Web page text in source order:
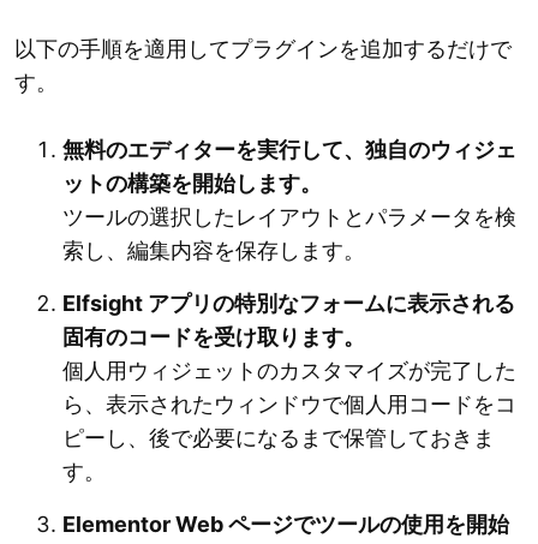
以下の手順を適用してプラグインを追加するだけで
す。
無料のエディターを実行して、独自のウィジェ
ットの構築を開始します。
ツールの選択したレイアウトとパラメータを検
索し、編集内容を保存します。
Elfsight アプリの特別なフォームに表示される
固有のコードを受け取ります。
個人用ウィジェットのカスタマイズが完了した
ら、表示されたウィンドウで個人用コードをコ
ピーし、後で必要になるまで保管しておきま
す。
Elementor Web ページでツールの使用を開始